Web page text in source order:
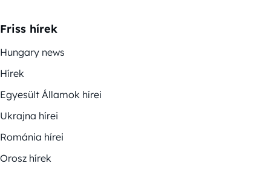
Friss hírek
Hungary news
Hírek
Egyesült Államok hírei
Ukrajna hírei
Románia hírei
Orosz hírek